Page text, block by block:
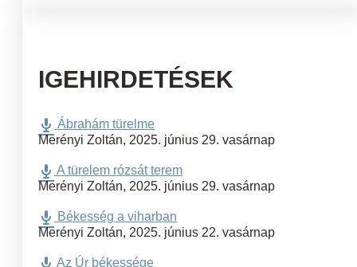
IGEHIRDETÉSEK
Ábrahám türelme
Merényi Zoltán, 2025. június 29. vasárnap
A türelem rózsát terem
Merényi Zoltán, 2025. június 29. vasárnap
Békesség a viharban
Merényi Zoltán, 2025. június 22. vasárnap
Az Úr békessége